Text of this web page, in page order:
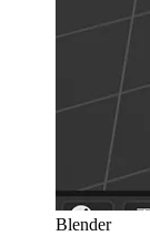
Blender